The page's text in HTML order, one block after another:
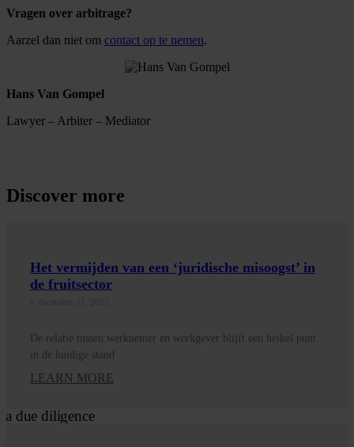
Vragen over arbitrage?
Aarzel dan niet om contact op te nemen.
Contact
Hans Van Gompel
Lawyer – Arbiter – Mediator
Discover more
Het vermijden van een ‘juridische misoogst’ in
de fruitsector
De relatie tussen werknemer en werkgever blijft een heikel punt
in de huidige stand
LEARN MORE